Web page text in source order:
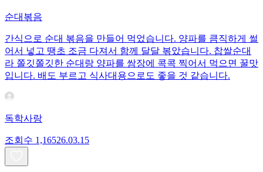
순대볶음
간식으로 순대 볶음을 만들어 먹었습니다. 양파를 큼직하게 썰
어서 넣고 땡초 조금 다져서 함께 달달 볶았습니다. 찹쌀순대
라 쫄깃쫄깃한 순대랑 양파를 쌈장에 콕콕 찍어서 먹으면 꿀맛
입니다. 배도 부르고 식사대용으로도 좋을 것 같습니다.
독학사랑
조회수 1,16526.03.15